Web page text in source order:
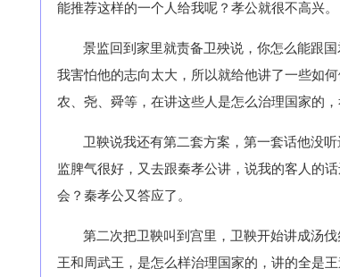
能推荐这样的一个人给我呢？孝公就很不高兴。
景监回到家里就责备卫殃说，你怎么能跟
我害怕他的志向太大，所以就给他讲了一些如
农、尧、舜等，在讲这些人是怎么治理国家的，
卫鞅说我还有第二套方案，第一套话他没
监脾气很好，又去跟秦孝公讲，说我的客人的
会？秦孝公又答应了。
第二次把卫鞅叫到宫里，卫鞅开始讲成汤
王和周武王，是怎么样治理国家的，讲的全是